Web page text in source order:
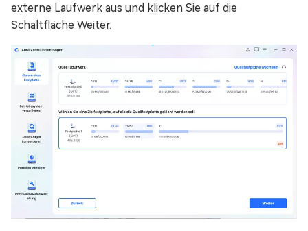
externe Laufwerk aus und klicken Sie auf die
Schaltfläche Weiter.